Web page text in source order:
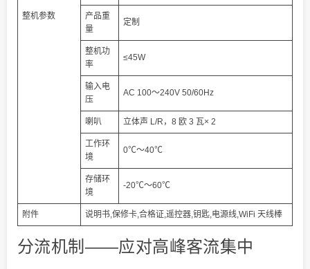
整机参数
产品重
量
定制
整机功
率
≤45W
输入电
压
AC 100～240V 50/60Hz
喇叭 立体声 L/R，8 欧 3 瓦× 2
工作环
境
0℃～40℃
存储环
境
-20℃～60℃
附件 说明书,保修卡,合格证,遥控器,钥匙,电源线,WiFi 天线棒
分流机制——应对高峰客流集中